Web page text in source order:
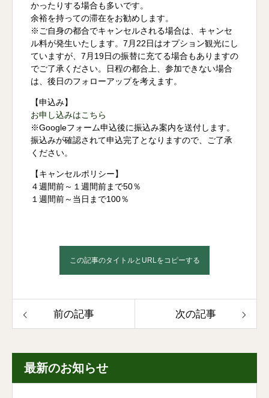
かったりする場合も多いです。
余裕を持っての滞在をお勧めします。
※ご自身の都合でキャンセルされる場合は、キャンセ
ル料が発生いたします。7月22日はオプション観光にし
ていますが、7月19日の振替に充てる場合もありますの
でご了承ください。日程の都合上、参加できない場合
は、後日のフォローアップを考えます。
【申込み】
お申し込みはこちら
※Googleフォーム申込後に振込み案内を送付します。
振込みが確認されて申込完了となりますので、ご了承
ください。
【キャンセルポリシー】
４週間前～１週間前まで50％
１週間前～当日まで100％
この記事のタイトルとURLをコピーする
前の記事 次の記事
最新のお知らせ